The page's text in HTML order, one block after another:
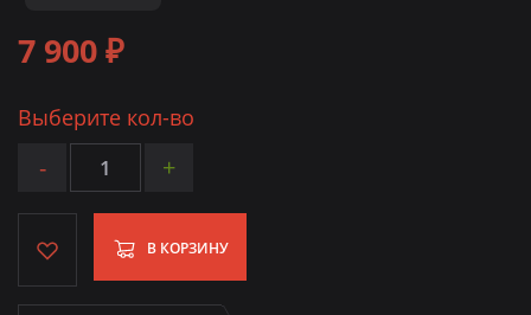
7 900 ₽
Выберите кол-во
- +
В КОРЗИНУ